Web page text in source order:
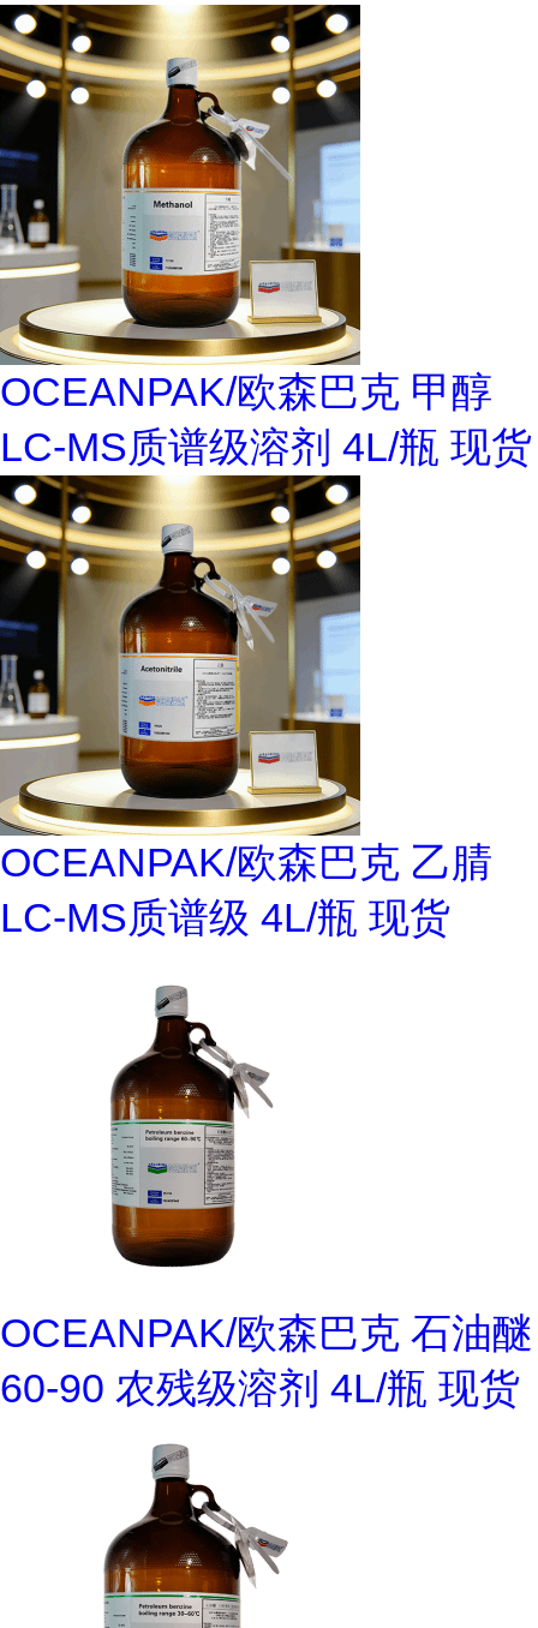
OCEANPAK/欧森巴克 甲醇
LC-MS质谱级溶剂 4L/瓶 现货
OCEANPAK/欧森巴克 乙腈
LC-MS质谱级 4L/瓶 现货
OCEANPAK/欧森巴克 石油醚
60-90 农残级溶剂 4L/瓶 现货